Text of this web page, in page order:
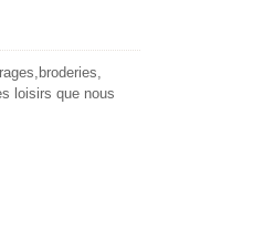
loisirs que nous